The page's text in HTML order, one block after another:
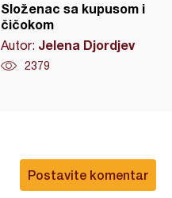
Složenac sa kupusom i
čičokom
Autor: Jelena Djordjev
2379
Postavite komentar